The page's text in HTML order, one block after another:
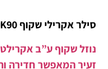
סילר אקרילי שקוף XK90 לבטון ואבן קירות ורצפה
נוזל שקוף ע”ב
זעיר המאפשר חדירה